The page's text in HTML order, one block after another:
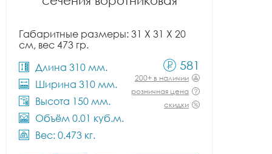
Габаритные размеры: 31 X 31 X 20
см, вес 473 гр.
Длина 310 мм.
Ширина 310 мм.
Высота 150 мм.
Объём 0.01 куб.м.
Вес: 0.473 кг.
581
200+ в наличии
розничная цена
скидки